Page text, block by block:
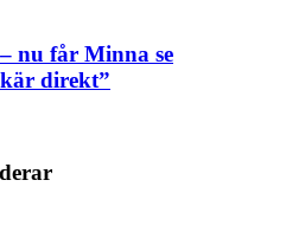
nu får Minna se
direkt”